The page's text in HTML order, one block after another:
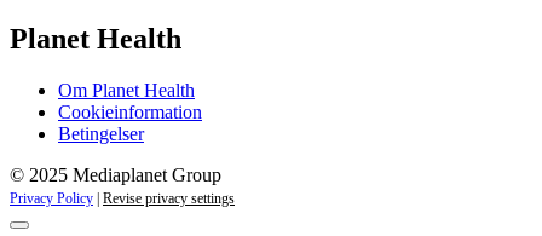
Planet Health
Om Planet Health
Cookieinformation
Betingelser
© 2025 Mediaplanet Group
Privacy Policy Revise privacy settings